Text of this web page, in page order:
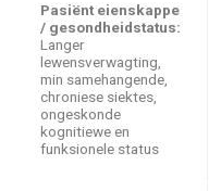
Pasiënt eienskappe
/ gesondheidstatus:
Langer
lewensverwagting,
min samehangende,
chroniese siektes,
ongeskonde
kognitiewe en
funksionele status